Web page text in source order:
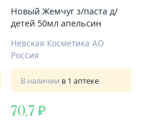
Новый Жемчуг з/паста д/
детей 50мл апельсин
Невская Косметика АО
Россия
В наличии в 1 аптеке
70,7